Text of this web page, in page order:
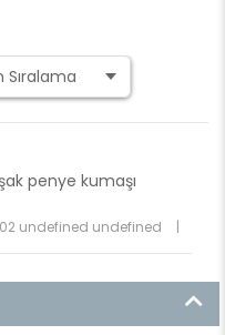
penye kumaşı
undefined undefined |